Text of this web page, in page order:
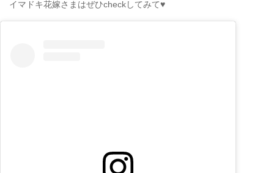
イマドキ花嫁さまはぜひcheckしてみて♥